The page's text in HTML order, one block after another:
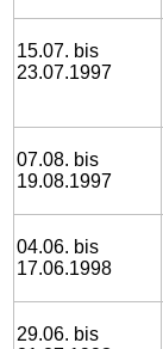
15.07. bis
23.07.1997
07.08. bis
19.08.1997
04.06. bis
17.06.1998
29.06. bis